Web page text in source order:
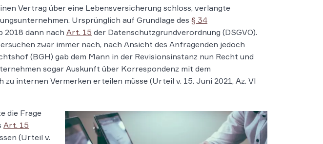
Vertrag über eine Lebensversicherung schloss, verlangte
Ursprünglich auf Grundlage des § 34
2018 dann nach Art. 15 der Datenschutzgrundverordnung (DSGVO).
zwar immer nach, nach Ansicht des Anfragenden jedoch
(BGH) gab dem Mann in der Revisionsinstanz nun Recht und
sogar Auskunft über Korrespondenz mit dem
internen Vermerken erteilen müsse (Urteil v. 15. Juni 2021, Az. VI
die Frage
Art. 15
(Urteil v.